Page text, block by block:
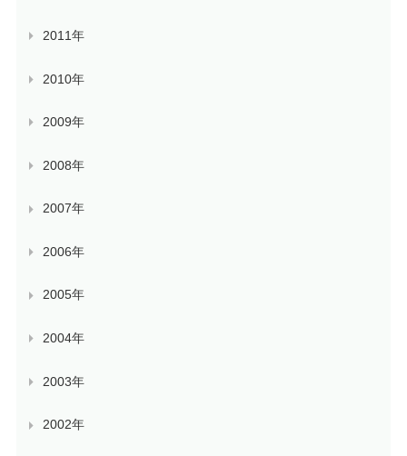
2011年
2010年
2009年
2008年
2007年
2006年
2005年
2004年
2003年
2002年